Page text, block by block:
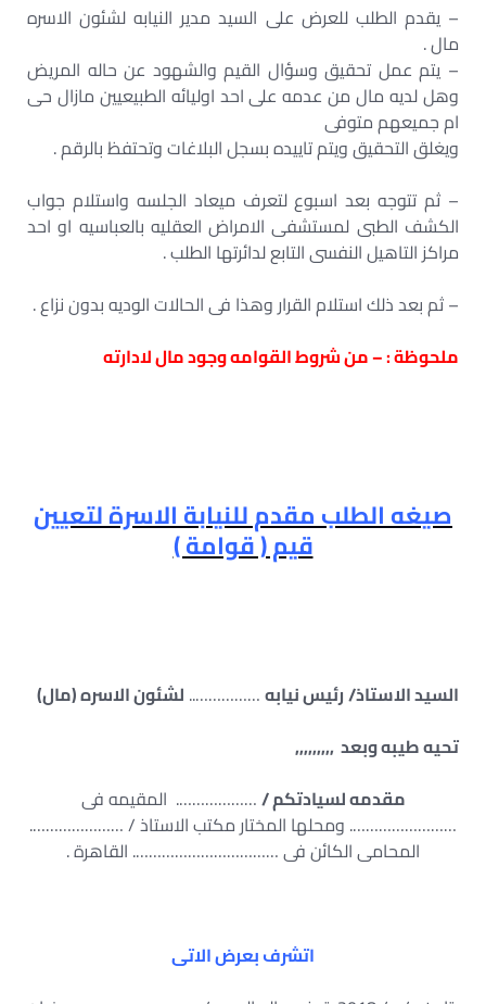
– يقدم الطلب للعرض على السيد مدير النيابه لشئون الاسره
مال .
– يتم عمل تحقيق وسؤال القيم والشهود عن حاله المريض
وهل لديه مال من عدمه على احد اوليائه الطبيعيين مازال حى
ام جميعهم متوفى
ويغلق التحقيق ويتم تاييده بسجل البلاغات وتحتفظ بالرقم .
– ثم تتوجه بعد اسبوع لتعرف ميعاد الجلسه واستلام جواب
الكشف الطبى لمستشفى الامراض العقليه بالعباسيه او احد
مراكز التاهيل النفسى التابع لدائرتها الطلب .
– ثم بعد ذلك استلام القرار وهذا فى الحالات الوديه بدون نزاع .
ملحوظة : – من شروط القوامه وجود مال لادارته
صيغه الطلب مقدم للنيابة الاسرة لتعيين
قيم ( قوامة )
السيد الاستاذ/رئيس نيابه…………….. لشئون الاسره (مال)
تحيه طيبه وبعد ,,,,,,,,,
مقدمه لسيادتكم /………………. المقيمه فى
……………………. ومحلها المختار مكتب الاستاذ / ………………….
المحامى الكائن فى ……………………………. القاهرة .
اتشرف بعرض الاتى